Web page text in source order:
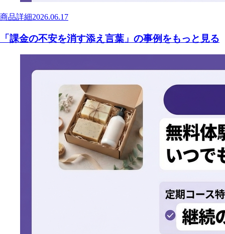
商品詳細2026.06.17
「課金の不安を消す添え言葉」の事例をもっと見る